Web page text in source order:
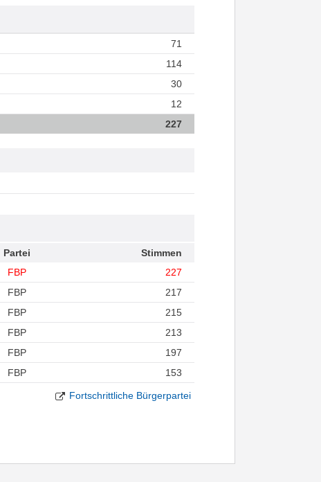
71
114
30
12
227
Partei
Stimmen
FBP
227
FBP
217
FBP
215
FBP
213
FBP
197
FBP 153
Fortschrittliche Bürgerpartei